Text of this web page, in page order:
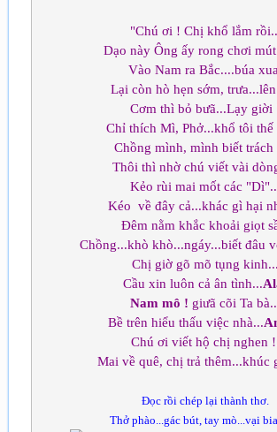
"Chú ơi ! Chị khổ lắm
Dạo này Ông ấy rong chơi
Vào Nam ra Bắc....búa
Lại còn hò hẹn sớm,
Cơm thì bỏ bưã...Lạy giời
Chỉ thích Mì, Phở...khổ tôi thế
Chồng mình, mình biết trách
Thôi thì nhờ chú viết vài
Kẻo rùi mai mốt các
Kéo về đây cả...khác gì hại
Đêm nằm khắc khoải giọt
Chồng...khò khò...ngáy...biết đâu
Chị giờ gõ mõ tụng kinh...
Cầu xin luôn cả ân tình...
Nam mô ! giưã cõi Ta
Bề trên hiểu thấu việc nhà...
Chú ơi viết hộ chị nghen
Mai về quê, chị trả thêm...khúc
Đọc rồi chép lại thành thơ.
Thở phào...gác bút, tay mò...vại